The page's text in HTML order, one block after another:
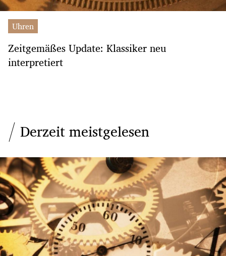
Uhren
Zeitgemäßes Update: Klassiker neu
interpretiert
Derzeit meistgelesen